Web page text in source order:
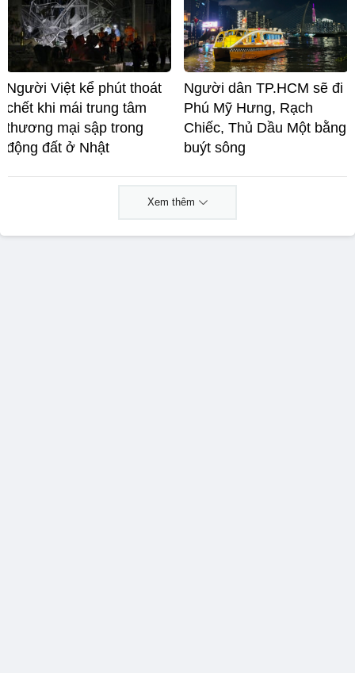
Người Việt kể phút thoát
chết khi mái trung tâm
thương mại sập trong
động đất ở Nhật
Người dân TP.HCM sẽ đi
Phú Mỹ Hưng, Rạch
Chiếc, Thủ Dầu Một bằng
buýt sông
Xem thêm